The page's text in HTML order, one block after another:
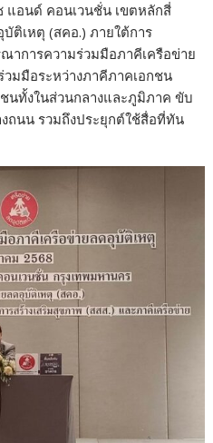
แอนด์ คอนเวนชั่น เขตหลักสี่
บัติเหตุ (สคอ.) ภายใต้การ
าการความร่วมมือภาคีเครือข่าย
วมมือระหว่างภาคีภาคเอกชน
นทั้งในส่วนกลางและภูมิภาค ขับ
ถนน รวมถึงประยุกต์ใช้สื่อที่ทัน